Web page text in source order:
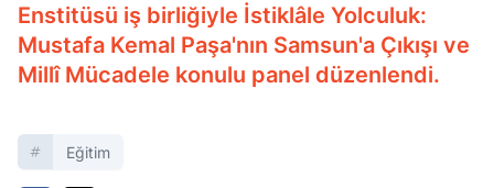
Enstitüsü iş birliğiyle İstiklâle Yolculuk:
Mustafa Kemal Paşa'nın Samsun'a Çıkışı ve
Millî Mücadele konulu panel düzenlendi.
Eğitim